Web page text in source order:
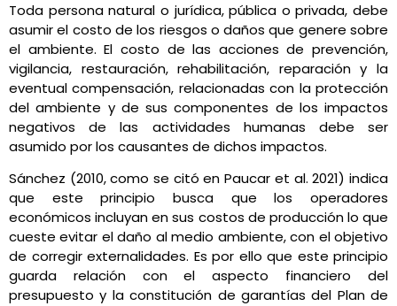
Toda persona natural o jurídica, pública o privada, debe
asumir el costo de los riesgos o daños que genere sobre
el ambiente. El costo de las acciones de prevención,
vigilancia, restauración, rehabilitación, reparación y la
eventual compensación, relacionadas con la protección
del ambiente y de sus componentes de los impactos
negativos de las actividades humanas debe ser
asumido por los causantes de dichos impactos.
Sánchez (2010, como se citó en Paucar et al. 2021) indica
que este principio busca que los operadores
económicos incluyan en sus costos de producción lo que
cueste evitar el daño al medio ambiente, con el objetivo
de corregir externalidades. Es por ello que este principio
guarda relación con el aspecto financiero del
presupuesto y la constitución de garantías del Plan de